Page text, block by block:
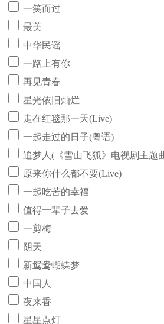
一笑而过
最美
中华民谣
一路上有你
再见青春
星光依旧灿烂
走在红毯那一天(Live)
一起走过的日子(粤语)
追梦人(《雪山飞狐》电视剧主题
原来你什么都不要(Live)
一起吃苦的幸福
值得一辈子去爱
一剪梅
阴天
新鸳鸯蝴蝶梦
中国人
夜来香
星星点灯